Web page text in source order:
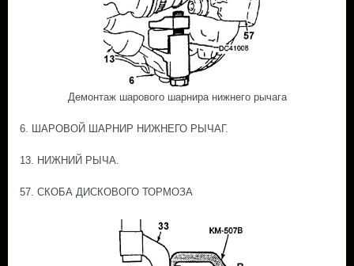
Демонтаж шарового шарнира нижнего рычага
6. ШАРОВОЙ ШАРНИР НИЖНЕГО РЫЧАГ.
13. НИЖНИЙ РЫЧА.
57. СКОБА ДИСКОВОГО ТОРМОЗА